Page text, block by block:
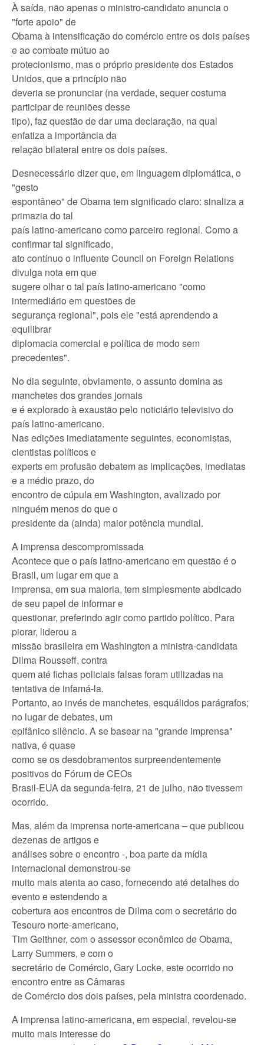
À saída, não apenas o ministro-candidato anuncia o
"forte apoio" de
Obama à intensificação do comércio entre os dois países
e ao combate mútuo ao
protecionismo, mas o próprio presidente dos Estados
Unidos, que a princípio não
deveria se pronunciar (na verdade, sequer costuma
participar de reuniões desse
tipo), faz questão de dar uma declaração, na qual
enfatiza a importância da
relação bilateral entre os dois países.
Desnecessário dizer que, em linguagem diplomática, o
"gesto
espontâneo" de Obama tem significado claro: sinaliza a
primazia do tal
país latino-americano como parceiro regional. Como a
confirmar tal significado,
ato contínuo o influente Council on Foreign Relations
divulga nota em que
sugere olhar o tal país latino-americano "como
intermediário em questões de
segurança regional", pois ele "está aprendendo a
equilibrar
diplomacia comercial e política de modo sem
precedentes".
No dia seguinte, obviamente, o assunto domina as
manchetes dos grandes jornais
e é explorado à exaustão pelo noticiário televisivo do
país latino-americano.
Nas edições imediatamente seguintes, economistas,
cientistas políticos e
experts em profusão debatem as implicações, imediatas
e a médio prazo, do
encontro de cúpula em Washington, avalizado por
ninguém menos do que o
presidente da (ainda) maior potência mundial.
A imprensa descompromissada
Acontece que o país latino-americano em questão é o
Brasil, um lugar em que a
imprensa, em sua maioria, tem simplesmente abdicado
de seu papel de informar e
questionar, preferindo agir como partido político. Para
piorar, liderou a
missão brasileira em Washington a ministra-candidata
Dilma Rousseff, contra
quem até fichas policiais falsas foram utilizadas na
tentativa de infamá-la.
Portanto, ao invés de manchetes, esquálidos parágrafos;
no lugar de debates, um
epifânico silêncio. A se basear na "grande imprensa"
nativa, é quase
como se os desdobramentos surpreendentemente
positivos do Fórum de CEOs
Brasil-EUA da segunda-feira, 21 de julho, não tivessem
ocorrido.
Mas, além da imprensa norte-americana – que publicou
dezenas de artigos e
análises sobre o encontro -, boa parte da mídia
internacional demonstrou-se
muito mais atenta ao caso, fornecendo até detalhes do
evento e estendendo a
cobertura aos encontros de Dilma com o secretário do
Tesouro norte-americano,
Tim Geithner, com o assessor econômico de Obama,
Larry Summers, e com o
secretário de Comércio, Gary Locke, este ocorrido no
encontro entre as Câmaras
de Comércio dos dois países, pela ministra coordenado.
A imprensa latino-americana, em especial, revelou-se
muito mais interesse do